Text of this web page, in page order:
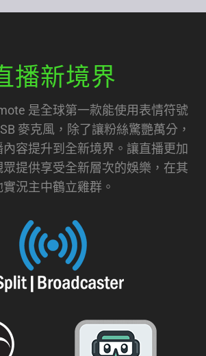
播新境界
是全球第一款能使用表情符號
麥克風，除了讓粉絲驚艷萬分，
容提升到全新境界。讓直播更加
提供享受全新層次的娛樂，在其
實況主中鶴立雞群。